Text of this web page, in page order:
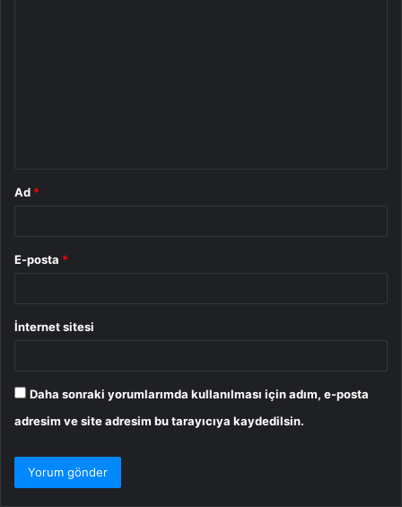
Ad *
E-posta *
İnternet sitesi
Daha sonraki yorumlarımda kullanılması için adım, e-posta
adresim ve site adresim bu tarayıcıya kaydedilsin.